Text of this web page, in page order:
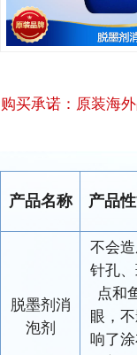
购买承诺：原装海
产品名称 产品
脱墨剂消
泡剂
不会
针孔
点和
眼，
响了